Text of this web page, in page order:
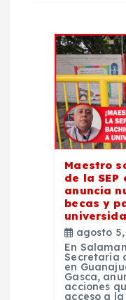
Maestro
de la SEP
anuncia
becas y
agosto 5,
En
Secretaría
en
Gasca,
acciones
acceso a